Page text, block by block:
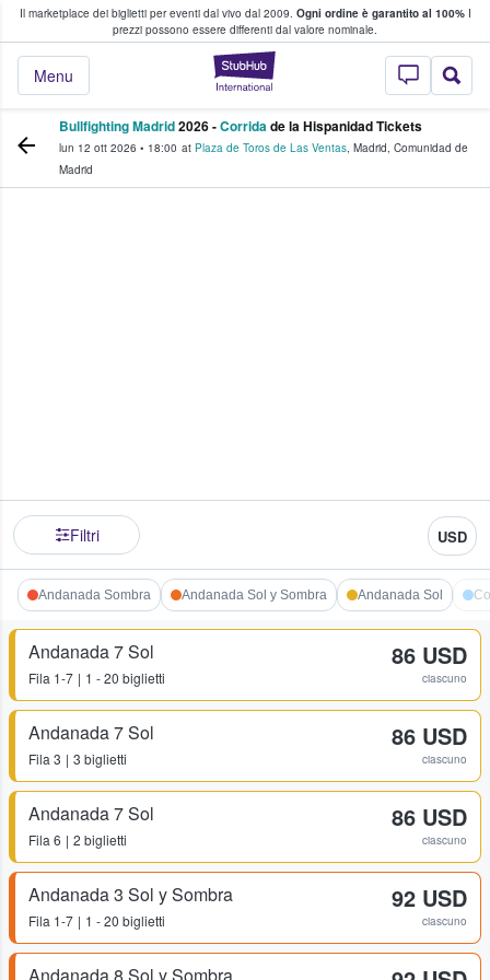
Il marketplace dei biglietti per eventi dal vivo dal 2009. Ogni ordine è garantito al 100%I
prezzi possono essere differenti dal valore nominale.
StubHub - Dove
Menu
fan comprano e vendono biglietti
Bullfighting Madrid2026 -Corridade la Hispanidad Tickets
lun 12 ott 2026 • 18:00 at Plaza de Toros de Las Ventas, Madrid, Comunidad de
Madrid
Filtri USD
Andanada Sombra Andanada Sol y Sombra Andanada Sol
Andanada 7 Sol
Fila 1-7 1 - 20 biglietti
86 USD
ciascuno
Andanada 7 Sol
Fila 3 3 biglietti
86 USD
ciascuno
Andanada 7 Sol
Fila 6 2 biglietti
86 USD
ciascuno
Andanada 3 Sol y Sombra
Fila 1-7 1 - 20 biglietti
92 USD
ciascuno